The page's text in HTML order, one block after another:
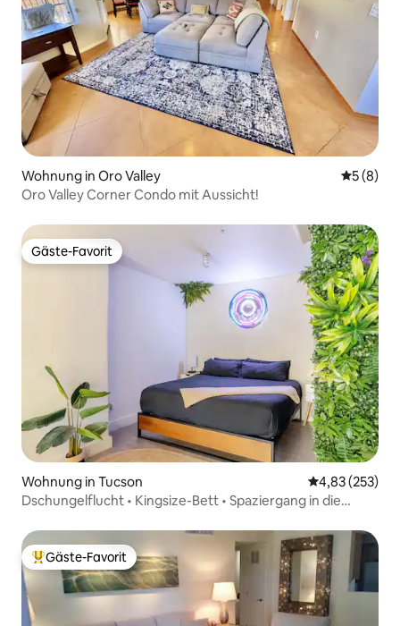
Wohnung in Oro Valley
5 (8)
Oro Valley Corner Condo mit Aussicht!
Gäste-Favorit
Gäste-Favorit
Wohnung in Tucson
4,83 (253)
Dschungelflucht • Kingsize-Bett • Spaziergang in die
Beliebter Gäste-Favorit.
Gäste-Favorit